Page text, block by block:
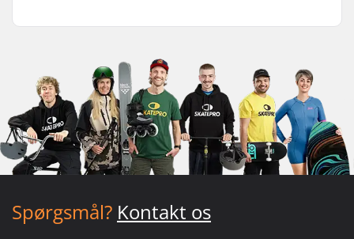
Spørgsmål? Kontakt os